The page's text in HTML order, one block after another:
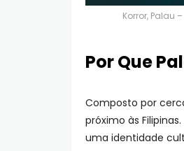
Korror, Palau
Por Que
Composto por
próximo às
uma identidade